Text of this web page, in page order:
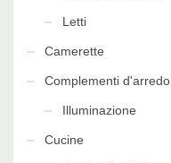
Letti
Camerette
Complementi d'arredo
Illuminazione
Cucine